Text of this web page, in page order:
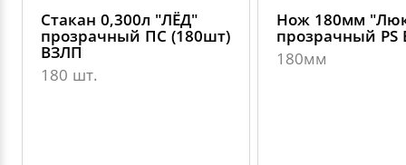
Стакан 0,300л "ЛЁД"
прозрачный ПС (180шт)
ВЗЛП
180 шт.
Нож 180мм
прозрачный PS
180мм